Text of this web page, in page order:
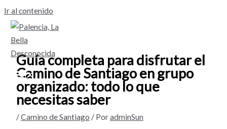
Ir al contenido
Guía completa para disfrutar el
Camino de Santiago en grupo
organizado: todo lo que
necesitas saber
/Camino de Santiago / PoradminSun